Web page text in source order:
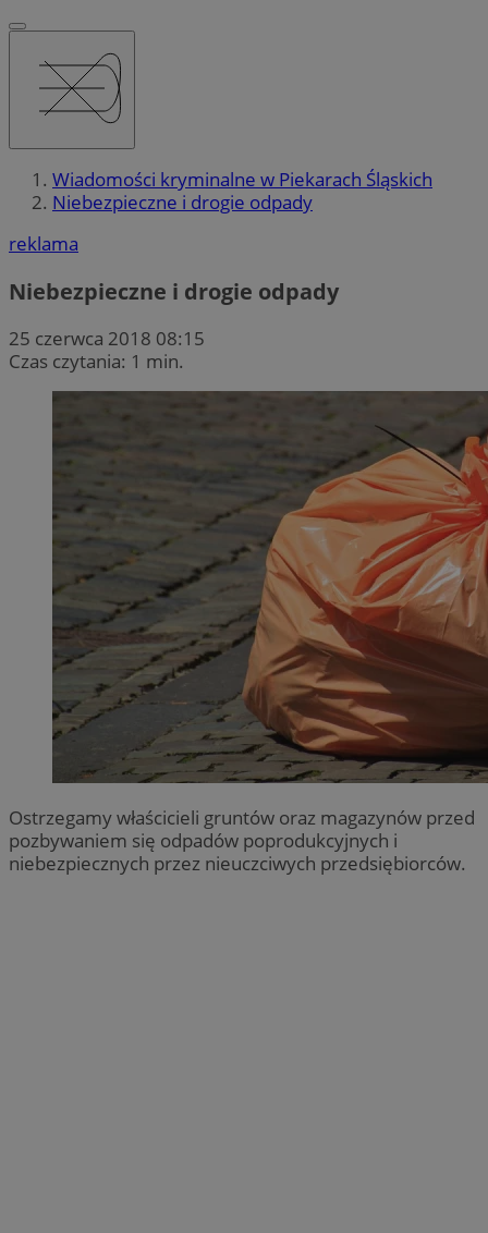
Wiadomości kryminalne w Piekarach Śląskich
Niebezpieczne i drogie odpady
reklama
Niebezpieczne i drogie odpady
25 czerwca 2018 08:15
Czas czytania: 1 min.
Ostrzegamy właścicieli gruntów oraz magazynów przed
pozbywaniem się odpadów poprodukcyjnych i
niebezpiecznych przez nieuczciwych przedsiębiorców.